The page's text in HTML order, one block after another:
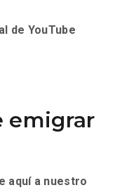
de YouTube
emigrar
aquí a nuestro